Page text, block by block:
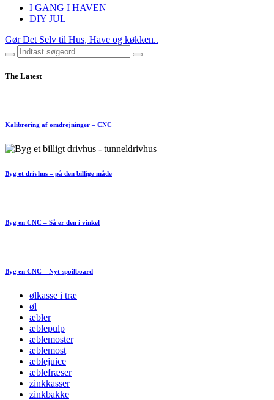
I GANG I HAVEN
DIY JUL
Gør Det Selv til Hus, Have og køkken..
The Latest
Kalibrering af omdrejninger – CNC
Byg et drivhus – på den billige måde
Byg en CNC – Så er den i vinkel
Byg en CNC – Nyt spoilboard
ølkasse i træ
øl
æbler
æblepulp
æblemoster
æblemost
æblejuice
æblefræser
zinkkasser
zinkbakke